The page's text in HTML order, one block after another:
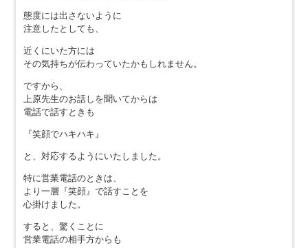
態度には出さないように
注意したとしても、
近くにいた方には
その気持ちが伝わっていたかもしれません。
ですから、
上原先生のお話しを聞いてからは
電話で話すときも
『笑顔でハキハキ』
と、対応するようにいたしました。
特に営業電話のときは、
より一層『笑顔』で話すことを
心掛けました。
すると、驚くことに
営業電話の相手方からも